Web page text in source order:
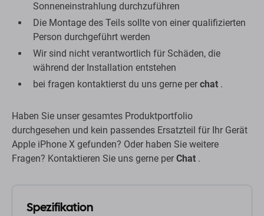
Sonneneinstrahlung durchzuführen
Die Montage des Teils sollte von einer qualifizierten
Person durchgeführt werden
Wir sind nicht verantwortlich für Schäden, die
während der Installation entstehen
bei fragen kontaktierst du uns gerne per chat .
Haben Sie unser gesamtes Produktportfolio
durchgesehen und kein passendes Ersatzteil für Ihr Gerät
Apple iPhone X gefunden? Oder haben Sie weitere
Fragen? Kontaktieren Sie uns gerne per Chat .
Spezifikation